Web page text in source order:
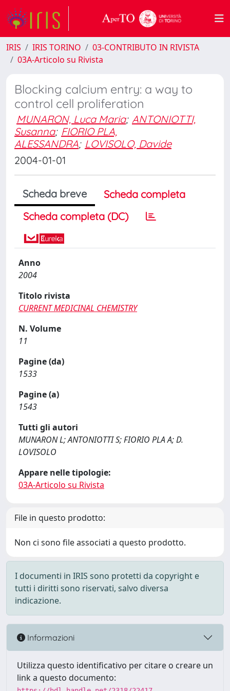
IRIS IRIS TORINO
03-CONTRIBUTO IN RIVISTA
03A-Articolo su Rivista
Blocking calcium entry: a way to
control cell proliferation
MUNARON, Luca Maria; ANTONIOTTI,
Susanna; FIORIO PLA,
ALESSANDRA; LOVISOLO, Davide
2004-01-01
Scheda breve
Scheda completa
Scheda completa (DC)
Anno
2004
Titolo rivista
CURRENT MEDICINAL CHEMISTRY
N. Volume
11
Pagine (da)
1533
Pagine (a)
1543
Tutti gli autori
MUNARON L; ANTONIOTTI S; FIORIO PLA A; D.
LOVISOLO
Appare nelle tipologie:
03A-Articolo su Rivista
File in questo prodotto:
Non ci sono file associati a questo prodotto.
I documenti in IRIS sono protetti da copyright e
tutti i diritti sono riservati, salvo diversa
indicazione.
Informazioni
Utilizza questo identificativo per citare o creare un
link a questo documento: